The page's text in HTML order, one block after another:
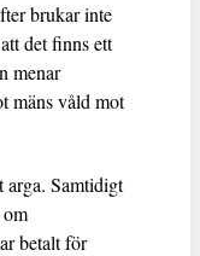
brukar inte
det finns ett
menar
mäns våld mot
arga. Samtidigt
betalt för